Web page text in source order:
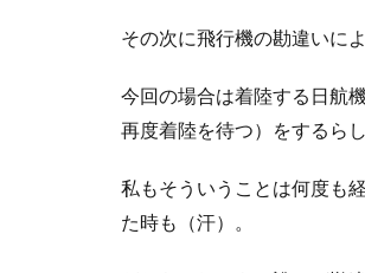
その次に飛行機の勘違いに
今回の場合は着陸する日航
再度着陸を待つ）をするらし
私もそういうことは何度も
た時も（汗）。